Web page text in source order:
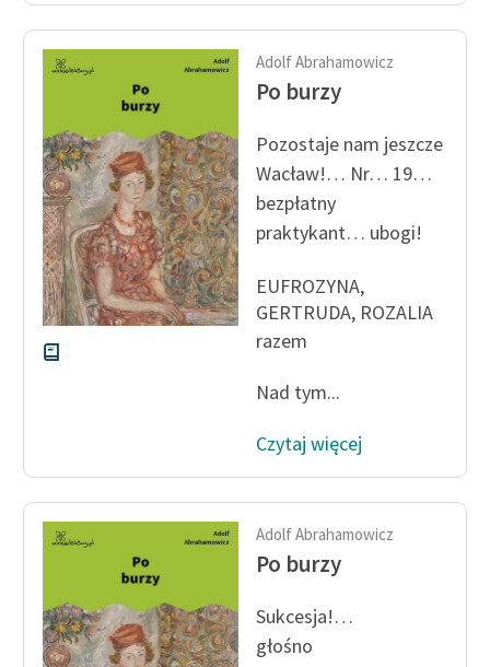
Adolf Abrahamowicz
Po burzy
Pozostaje nam jeszcze
Wacław!… Nr… 19…
bezpłatny
praktykant… ubogi!
EUFROZYNA,
GERTRUDA, ROZALIA
razem
Nad tym...
Czytaj więcej
Adolf Abrahamowicz
Po burzy
Sukcesja!…
głośno